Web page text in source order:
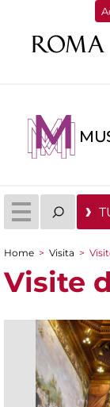
Tu sei qui
Home > Visita >
Visite